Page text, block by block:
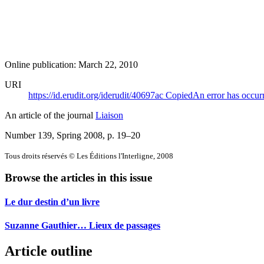
Online publication: March 22, 2010
URI
https://id.erudit.org/iderudit/40697ac CopiedAn error has
An article of the journal Liaison
Number 139, Spring 2008, p. 19–20
Tous droits réservés © Les Éditions l'Interligne, 2008
Browse the articles in this issue
Le dur destin d’un livre
Suzanne Gauthier… Lieux de passages
Article outline